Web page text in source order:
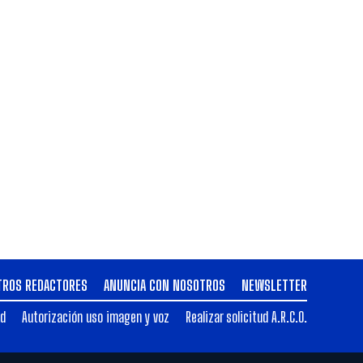
REDACTORES ANUNCIA CON NOSOTROS
NEWSLETTER
Autorización uso imagen y voz Realizar solicitud A.R.C.O.